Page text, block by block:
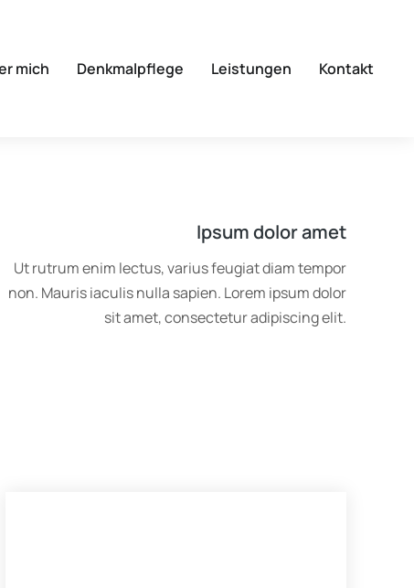
mich Denkmalpflege Leistungen Kontakt
Ipsum dolor amet
Ut rutrum enim lectus, varius feugiat diam tempor
non. Mauris iaculis nulla sapien. Lorem ipsum dolor
sit amet, consectetur adipiscing elit.